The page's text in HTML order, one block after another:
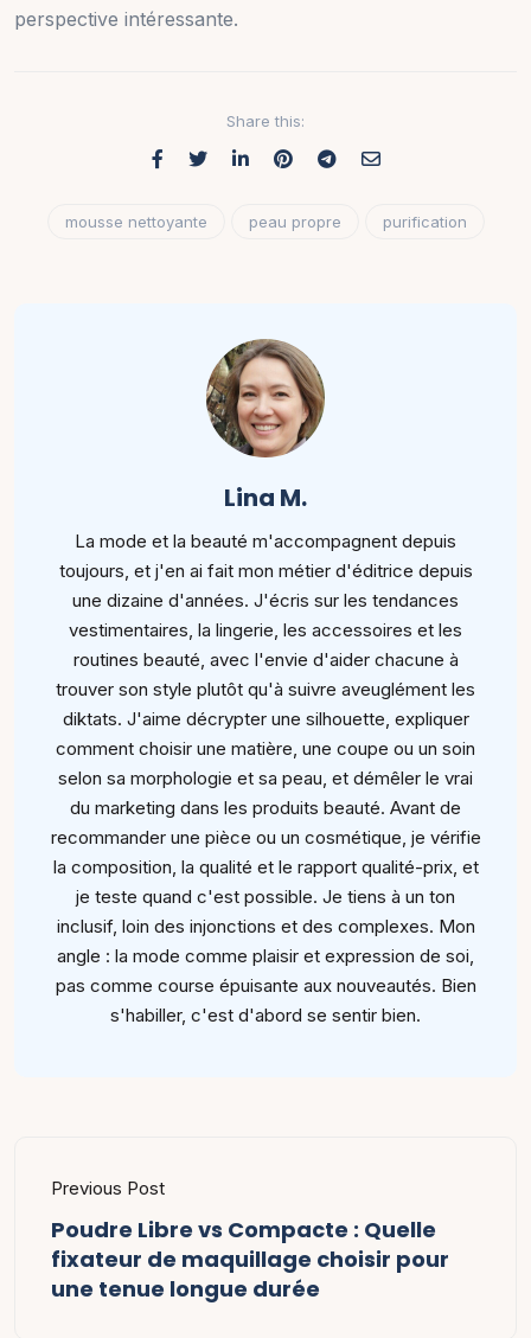
perspective intéressante.
Share this:
mousse nettoyante peau propre purification
Lina M.
La mode et la beauté m'accompagnent depuis
toujours, et j'en ai fait mon métier d'éditrice depuis
une dizaine d'années. J'écris sur les tendances
vestimentaires, la lingerie, les accessoires et les
routines beauté, avec l'envie d'aider chacune à
trouver son style plutôt qu'à suivre aveuglément les
diktats. J'aime décrypter une silhouette, expliquer
comment choisir une matière, une coupe ou un soin
selon sa morphologie et sa peau, et démêler le vrai
du marketing dans les produits beauté. Avant de
recommander une pièce ou un cosmétique, je vérifie
la composition, la qualité et le rapport qualité-prix, et
je teste quand c'est possible. Je tiens à un ton
inclusif, loin des injonctions et des complexes. Mon
angle : la mode comme plaisir et expression de soi,
pas comme course épuisante aux nouveautés. Bien
s'habiller, c'est d'abord se sentir bien.
Previous Post
Poudre Libre vs Compacte : Quelle
fixateur de maquillage choisir pour
une tenue longue durée